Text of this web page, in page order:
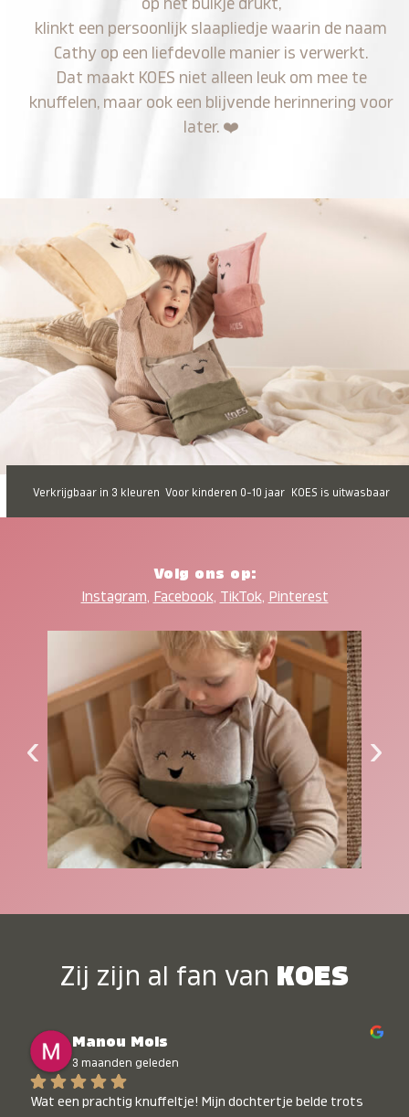
op het buikje drukt,
klinkt een persoonlijk slaapliedje waarin de naam
Cathy op een liefdevolle manier is verwerkt.
Dat maakt KOES niet alleen leuk om mee te
knuffelen, maar ook een blijvende herinnering voor
later. ❤️
Verkrijgbaar in 3 kleuren Voor kinderen 0-10 jaar KOES is uitwasbaar
Volg ons op:
Instagram, Facebook, TikTok, Pinterest
‹ ›
Zij zijn al fan van KOES
Manou Mols
3 maanden geleden
Wat een prachtig knuffeltje! Mijn dochtertje belde trots